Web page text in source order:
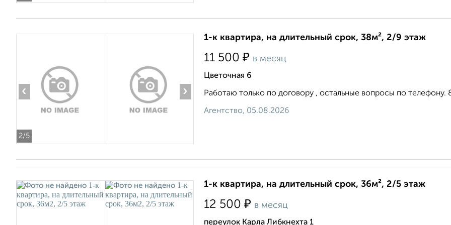
2/5
‹ ›
1-к квартира, на длительный срок, 38м², 2/9 этаж
11 500 ₽ в месяц
Цветочная 6
Работаю только по договору , остальные вопросы по телефону.
Агентство, 05.08.2026
1-к квартира, на длительный срок, 36м², 2/5 этаж
12 500 ₽ в месяц
переулок Карла Либкнехта 1